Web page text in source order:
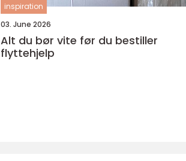
inspiration
03. June 2026
Alt du bør vite før du bestiller
flyttehjelp